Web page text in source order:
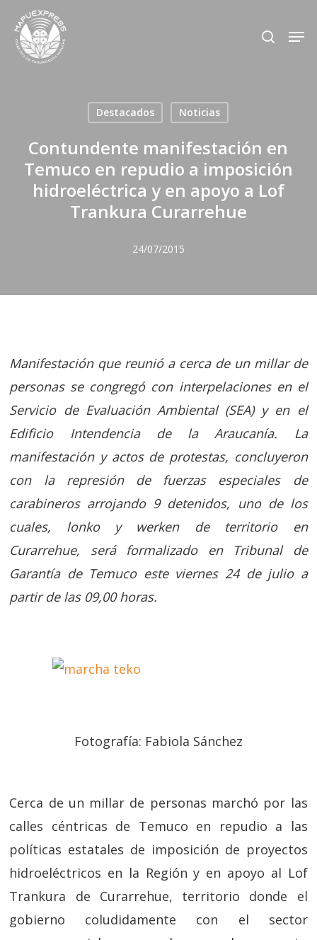
main
search
Destacados Noticias
Contundente manifestación en
Temuco en repudio a imposición
hidroeléctrica y en apoyo a Lof
Trankura Curarrehue
24/07/2015
Manifestación que reunió a cerca de un millar de
personas se congregó con interpelaciones en el
Servicio de Evaluación Ambiental (SEA) y en el
Edificio Intendencia de la Araucanía. La
manifestación y actos de protestas, concluyeron
con la represión de fuerzas especiales de
carabineros arrojando 9 detenidos, uno de los
cuales, lonko y werken de territorio en
Curarrehue, será formalizado en Tribunal de
Garantía de Temuco este viernes 24 de julio a
partir de las 09,00 horas.
Fotografía: Fabiola Sánchez
Cerca de un millar de personas marchó por las
calles céntricas de Temuco en repudio a las
políticas estatales de imposición de proyectos
hidroeléctricos en la Región y en apoyo al Lof
Trankura de Curarrehue, territorio donde el
gobierno coludidamente con el sector
Close